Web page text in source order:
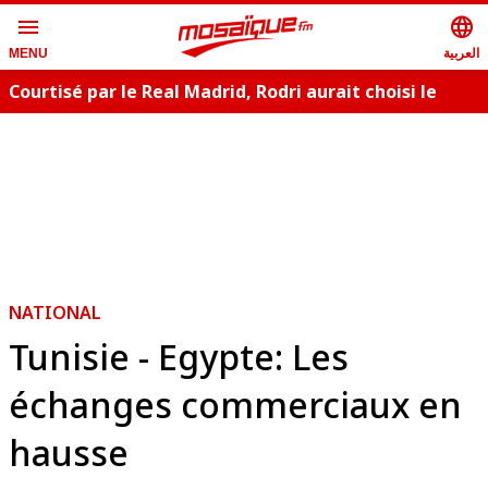
menu
MENU
language
العربية
Courtisé par le Real Madrid, Rodri aurait choisi le
NATIONAL
Tunisie - Egypte: Les
échanges commerciaux en
hausse